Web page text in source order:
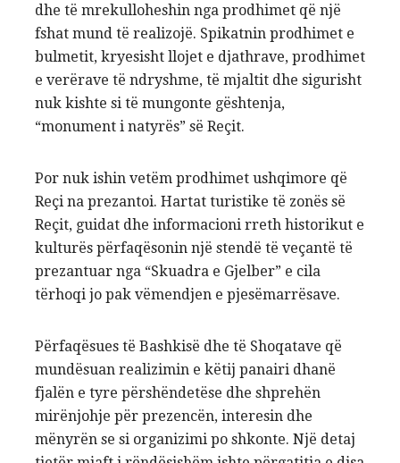
dhe të mrekulloheshin nga prodhimet që një
fshat mund të realizojë. Spikatnin prodhimet e
bulmetit, kryesisht llojet e djathrave, prodhimet
e verërave të ndryshme, të mjaltit dhe sigurisht
nuk kishte si të mungonte gështenja,
“monument i natyrës” së Reçit.
Por nuk ishin vetëm prodhimet ushqimore që
Reçi na prezantoi. Hartat turistike të zonës së
Reçit, guidat dhe informacioni rreth historikut e
kulturës përfaqësonin një stendë të veçantë të
prezantuar nga “Skuadra e Gjelber” e cila
tërhoqi jo pak vëmendjen e pjesëmarrësave.
Përfaqësues të Bashkisë dhe të Shoqatave që
mundësuan realizimin e këtij panairi dhanë
fjalën e tyre përshëndetëse dhe shprehën
mirënjohje për prezencën, interesin dhe
mënyrën se si organizimi po shkonte. Një detaj